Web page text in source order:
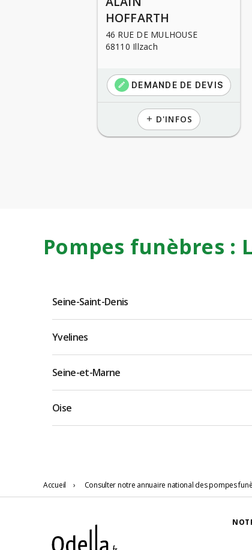
HOFFARTH
46 RUE DE MULHOUSE
68110 Illzach
create DEMANDE DE DEVIS
add D'INFOS
Pompes funèbres :
Seine-Saint-Denis
Yvelines
Seine-et-Marne
Oise
Accueil › Consulter notre annuaire national des pompes